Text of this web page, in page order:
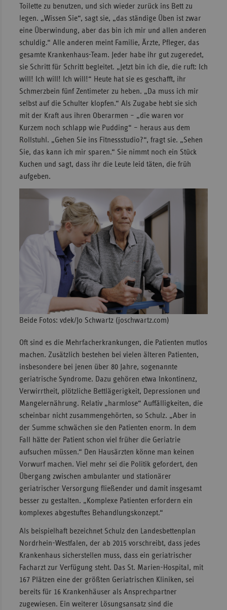
Toilette zu benutzen, und sich wieder zurück ins Bett zu
legen. „Wissen Sie“, sagt sie, „das ständige Üben ist zwar
eine Überwindung, aber das bin ich mir und allen anderen
schuldig.“ Alle anderen meint Familie, Ärzte, Pfleger, das
gesamte Krankenhaus-Team. Jeder habe ihr gut zugeredet,
sie Schritt für Schritt begleitet. „Jetzt bin ich die, die ruft: Ich
will! Ich will! Ich will!“ Heute hat sie es geschafft, ihr
Schmerzbein fünf Zentimeter zu heben. „Da muss ich mir
selbst auf die Schulter klopfen.“ Als Zugabe hebt sie sich
mit der Kraft aus ihren Oberarmen – „die waren vor
Kurzem noch schlapp wie Pudding“ – heraus aus dem
Rollstuhl. „Gehen Sie ins Fitnessstudio?“, fragt sie. „Sehen
Sie, das kann ich mir sparen.“ Sie nimmt noch ein Stück
Kuchen und sagt, dass ihr die Leute leid täten, die früh
aufgeben.
Beide Fotos: vdek/Jo Schwartz (joschwartz.com)
Oft sind es die Mehrfacherkrankungen, die Patienten mutlos
machen. Zusätzlich bestehen bei vielen älteren Patienten,
insbesondere bei jenen über 80 Jahre, sogenannte
geriatrische Syndrome. Dazu gehören etwa Inkontinenz,
Verwirrtheit, plötzliche Bettlägerigkeit, Depressionen und
Mangelernährung. Relativ „harmlose“ Auffälligkeiten, die
scheinbar nicht zusammengehörten, so Schulz. „Aber in
der Summe schwächen sie den Patienten enorm. In dem
Fall hätte der Patient schon viel früher die Geriatrie
aufsuchen müssen.“ Den Hausärzten könne man keinen
Vorwurf machen. Viel mehr sei die Politik gefordert, den
Übergang zwischen ambulanter und stationärer
geriatrischer Versorgung fließender und damit insgesamt
besser zu gestalten. „Komplexe Patienten erfordern ein
komplexes abgestuftes Behandlungskonzept.“
Als beispielhaft bezeichnet Schulz den Landesbettenplan
Nordrhein-Westfalen, der ab 2015 vorschreibt, dass jedes
Krankenhaus sicherstellen muss, dass ein geriatrischer
Facharzt zur Verfügung steht. Das St. Marien-Hospital, mit
167 Plätzen eine der größten Geriatrischen Kliniken, sei
bereits für 16 Krankenhäuser als Ansprechpartner
zugewiesen. Ein weiterer Lösungsansatz sind die